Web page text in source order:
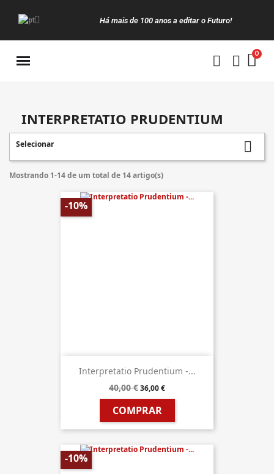
Há mais de 100 anos a editar o Futuro!
INTERPRETATIO PRUDENTIUM
Selecionar 
Mostrando 1-14 de um total de 14 artigo(s)
Interpretatio Prudentium -...
40,00 €36,00 €
COMPRAR
-10%
-10%